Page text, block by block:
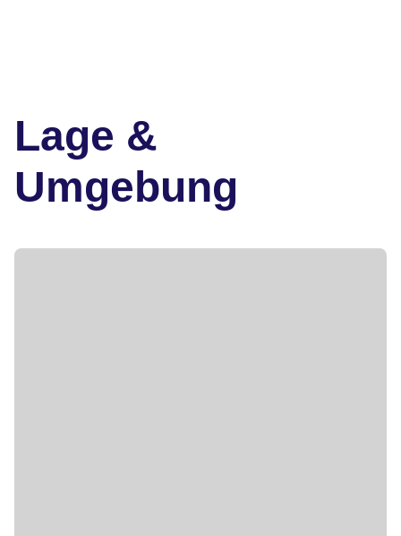
Lage &
Umgebung